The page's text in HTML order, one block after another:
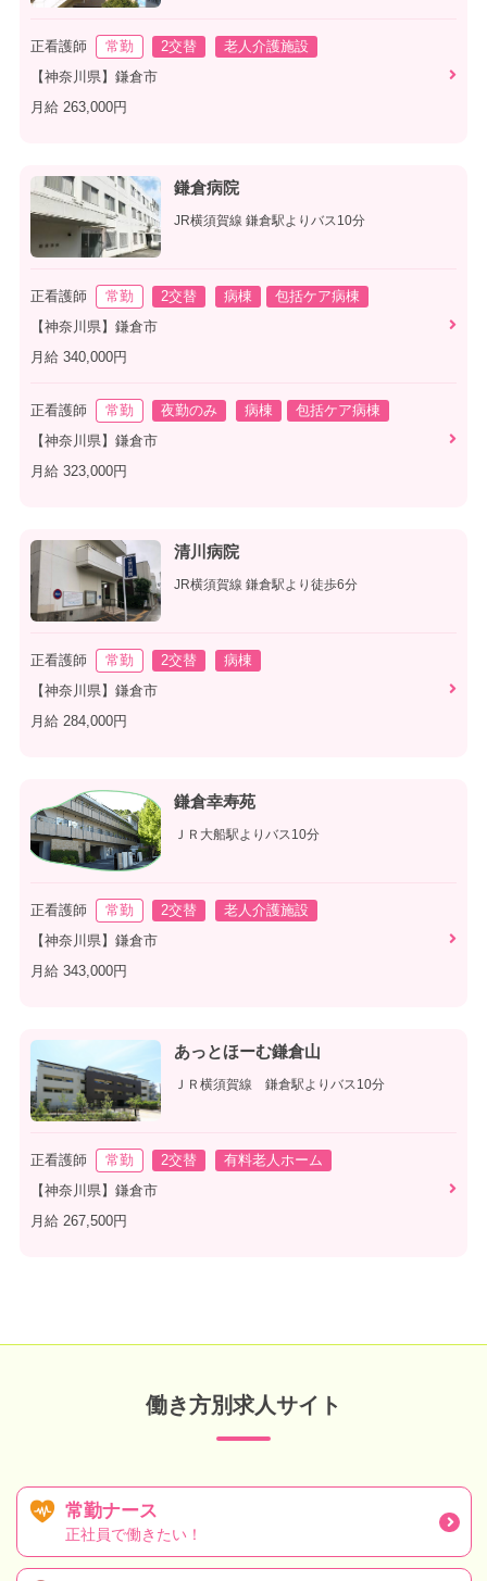
正看護師 常勤 2交替
老人介護施設
【神奈川県】鎌倉市
月給 263,000円
鎌倉病院
JR横須賀線 鎌倉駅よりバス10分
正看護師 常勤 2交替 病棟
包括ケア病棟
【神奈川県】鎌倉市
月給 340,000円
正看護師 常勤 夜勤のみ 病棟
包括ケア病棟
【神奈川県】鎌倉市
月給 323,000円
清川病院
JR横須賀線 鎌倉駅より徒歩6分
正看護師 常勤 2交替
病棟
【神奈川県】鎌倉市
月給 284,000円
鎌倉幸寿苑
ＪＲ大船駅よりバス10分
正看護師 常勤 2交替
老人介護施設
【神奈川県】鎌倉市
月給 343,000円
あっとほーむ鎌倉山
ＪＲ横須賀線 鎌倉駅よりバス10分
正看護師 常勤 2交替
有料老人ホーム
【神奈川県】鎌倉市
月給 267,500円
働き方別求人サイト
常勤ナース
正社員で働きたい！